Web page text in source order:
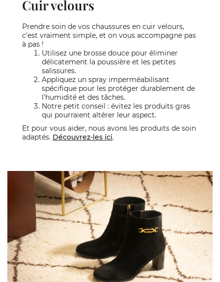
Cuir velours
Prendre soin de vos chaussures en cuir velours,
c'est vraiment simple, et on vous accompagne pas
à pas !
Utilisez une brosse douce pour éliminer
délicatement la poussière et les petites
salissures.
Appliquez un spray imperméabilisant
spécifique pour les protéger durablement de
l'humidité et des tâches.
Notre petit conseil : évitez les produits gras
qui pourraient altérer leur aspect.
Et pour vous aider, nous avons les produits de soin
adaptés. Découvrez-les ici.